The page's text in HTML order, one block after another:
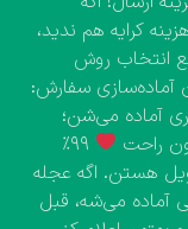
کرایه هم ندید،
انتخاب روش
آماده‌سازی سفارش:
تا ۷۲ ساعت کاری آماده می‌شن؛
۹۹٪
هستن. اگه عجله
آماده می‌شه، قبل